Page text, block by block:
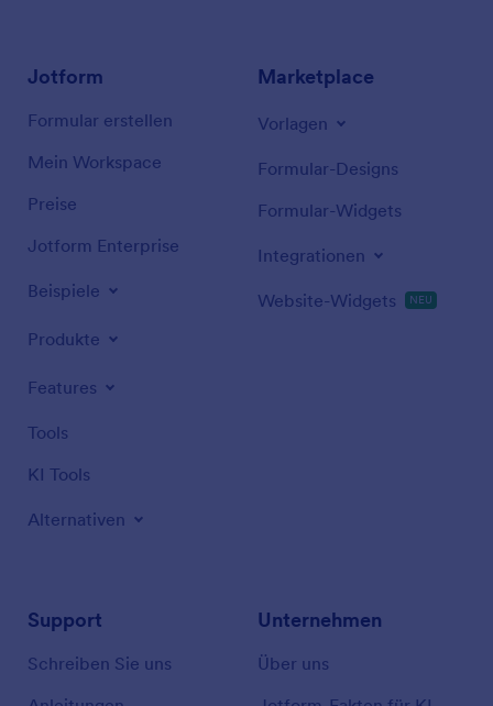
Jotform
Formular erstellen
Mein Workspace
Preise
Jotform Enterprise
Beispiele
Produkte
Features
Tools
KI Tools
Alternativen
Marketplace
Vorlagen
Formular-Designs
Formular-Widgets
Integrationen
Website-Widgets NEU
Support
Schreiben Sie uns
Unternehmen
Über uns